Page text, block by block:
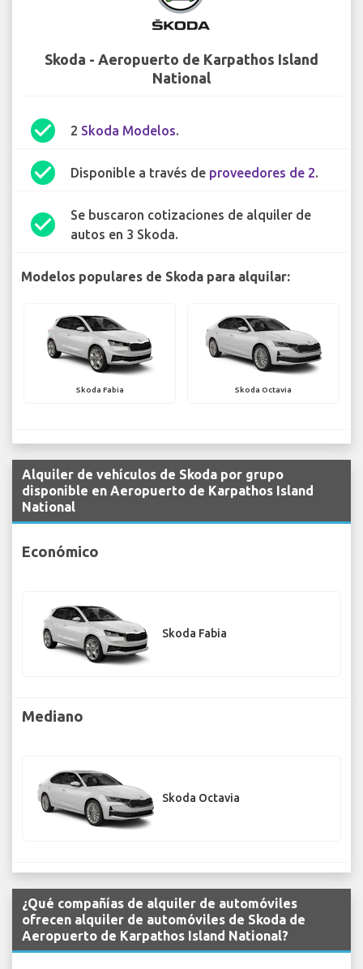
Skoda - Aeropuerto de Karpathos Island
National
check_circle 2 Skoda Modelos.
check_circle Disponible a través de proveedores de 2.
check_circle
Se buscaron cotizaciones de alquiler de
autos en 3 Skoda.
Modelos populares de Skoda para alquilar:
Skoda Fabia Skoda Octavia
Alquiler de vehículos de Skoda por grupo
disponible en Aeropuerto de Karpathos Island
National
Económico
Skoda Fabia
Mediano
Skoda Octavia
¿Qué compañías de alquiler de automóviles
ofrecen alquiler de automóviles de Skoda de
Aeropuerto de Karpathos Island National?